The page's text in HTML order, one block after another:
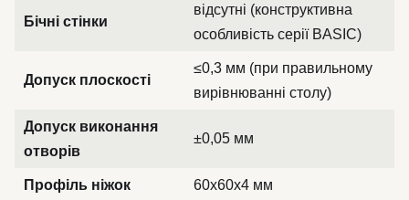
Бічні стінки
відсутні (конструктивна
особливість серії BASIC)
Допуск плоскості
≤0,3 мм (при правильному
вирівнюванні столу)
Допуск виконання
отворів
±0,05 мм
Профіль ніжок 60x60x4 мм